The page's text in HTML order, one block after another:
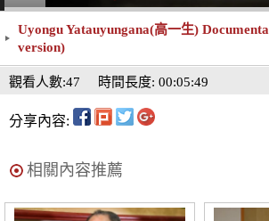
Uyongu Yatauyungana(高一生)
version)
時間長度: 00:05:49
觀看人數:47
分享內容:
相關內容推薦